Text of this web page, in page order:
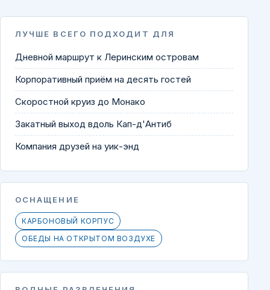
ЛУЧШЕ ВСЕГО ПОДХОДИТ ДЛЯ
Дневной маршрут к Леринским островам
Корпоративный приём на десять гостей
Скоростной круиз до Монако
Закатный выход вдоль Кап-д'Антиб
Компания друзей на уик-энд
ОСНАЩЕНИЕ
КАРБОНОВЫЙ КОРПУС
ОБЕДЫ НА ОТКРЫТОМ ВОЗДУХЕ